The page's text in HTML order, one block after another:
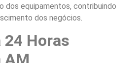
dos equipamentos, contribuindo
dos negócios.
Horas
AM